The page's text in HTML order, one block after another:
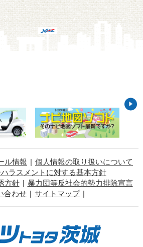
ル情報
個人情報の取り扱いについて
ラスメントに対する基本方針
方針
暴力団等反社会的勢力排除宣言
合わせ
サイトマップ